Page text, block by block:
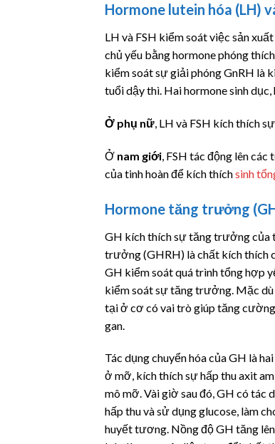
Hormone lutein hóa (LH)
LH và FSH kiểm soát việc sản
chủ yếu bằng hormone phóng
kiểm soát sự giải phóng GnRH là
tuổi dậy thì. Hai hormone sinh
Ở phụ nữ, LH và FSH kích thích
Ở nam giới, FSH tác động lên
của tinh hoàn để kích thíchsinh
Hormone tăng trưởng
GH kích thích sự tăng trưởng của
trưởng (GHRH) là chất kích thích
GH kiểm soát quá trình tổng hợp
kiểm soát sự tăng trưởng. Mặc dù
tại ở cơ có vai trò giúp tăng
gan.
Tác dụng chuyển hóa của GH là
ở mỡ, kích thích sự hấp thu axit
mô mỡ. Vài giờ sau đó, GH có tác
hấp thu và sử dụng glucose, làm
huyết tương. Nồng độ GH tăng